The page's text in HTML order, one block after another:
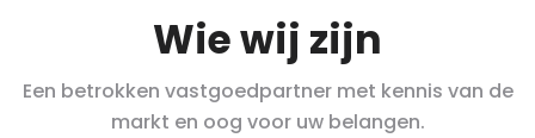
Wie wij zijn
Een betrokken vastgoedpartner met kennis van de
markt en oog voor uw belangen.